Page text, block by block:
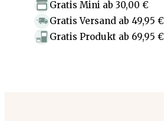
Gratis Mini ab 30,00 €
Gratis Versand ab 49,95 €
Gratis Produkt ab 69,95 €